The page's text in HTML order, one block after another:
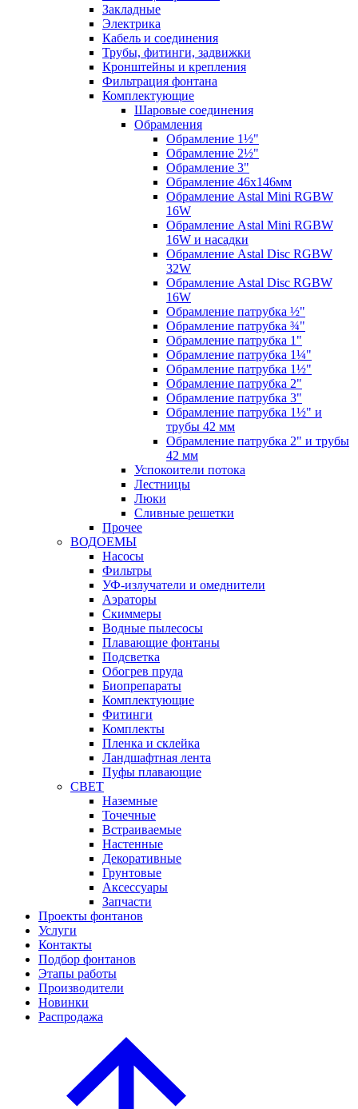
Закладные
Электрика
Кабель и соединения
Трубы, фитинги, задвижки
Кронштейны и крепления
Фильтрация фонтана
Комплектующие
Шаровые соединения
Обрамления
Обрамление 1½"
Обрамление 2½"
Обрамление 3"
Обрамление 46х146мм
Обрамление Astal Mini RGBW
16W
Обрамление Astal Mini RGBW
16W и насадки
Обрамление Astal Disc RGBW
32W
Обрамление Astal Disc RGBW
16W
Обрамление патрубка ½"
Обрамление патрубка ¾"
Обрамление патрубка 1"
Обрамление патрубка 1¼"
Обрамление патрубка 1½"
Обрамление патрубка 2"
Обрамление патрубка 3"
Обрамление патрубка 1½" и
трубы 42 мм
Обрамление патрубка 2" и трубы
42 мм
Успокоители потока
Лестницы
Люки
Сливные решетки
Прочее
ВОДОЕМЫ
Насосы
Фильтры
УФ-излучатели и омеднители
Аэраторы
Cкиммеры
Водные пылесосы
Плавающие фонтаны
Подсветка
Обогрев пруда
Биопрепараты
Комплектующие
Фитинги
Комплекты
Пленка и склейка
Ландшафтная лента
Пуфы плавающие
СВЕТ
Наземные
Точечные
Встраиваемые
Настенные
Декоративные
Грунтовые
Аксессуары
Запчасти
Проекты фонтанов
Услуги
Контакты
Подбор фонтанов
Этапы работы
Производители
Новинки
Распродажа